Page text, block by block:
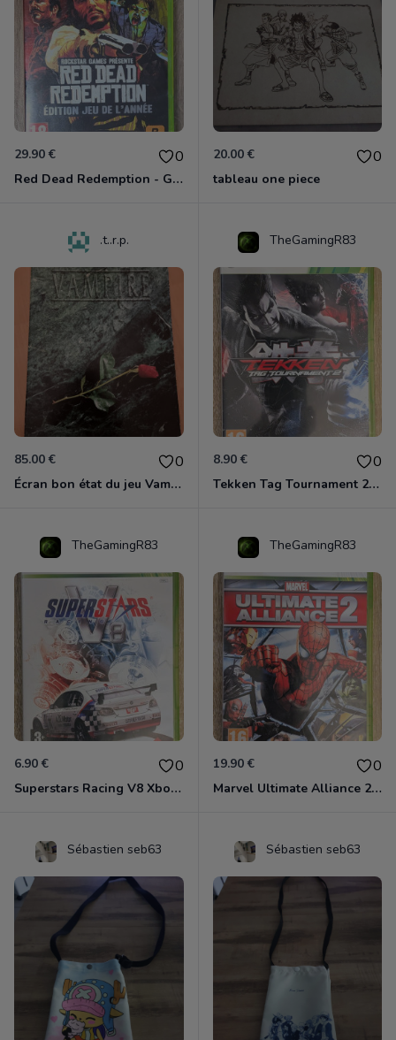
29.90 € 0
Red Dead Redemption - Game Of The Year Xbox 360
20.00 € 0
tableau one piece
.t..r.p.
85.00 € 0
Écran bon état du jeu Vampire et livre de règles « la mascarade » état d’usage
TheGamingR83
8.90 € 0
Tekken Tag Tournament 2 Xbox 360
TheGamingR83
6.90 € 0
Superstars Racing V8 Xbox 360
TheGamingR83
19.90 € 0
Marvel Ultimate Alliance 2 Xbox 360
Sébastien seb63 Sébastien seb63